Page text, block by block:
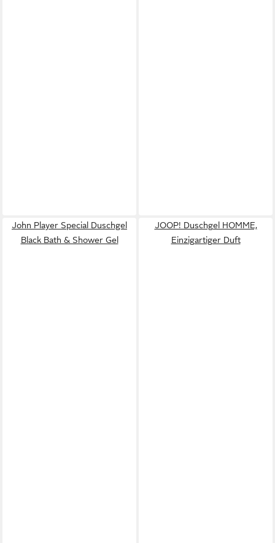
John Player Special Duschgel
Black Bath & Shower Gel
JOOP! Duschgel HOMME,
Einzigartiger Duft